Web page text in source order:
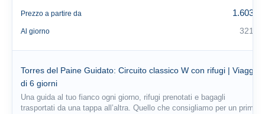
Prezzo a partire da 1.603 €
Al giorno 321 €
Torres del Paine Guidato: Circuito classico W con rifugi | Viaggio
di 6 giorni
Una guida al tuo fianco ogni giorno, rifugi prenotati e bagagli
trasportati da una tappa all’altra. Quello che consigliamo per un primo